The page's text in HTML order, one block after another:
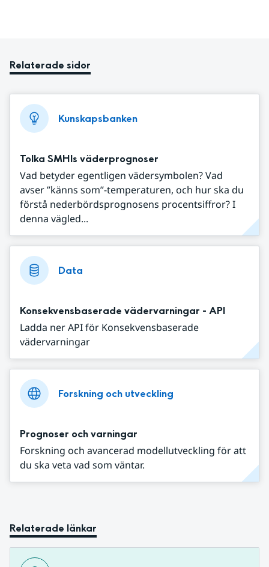
Relaterade sidor
Kunskapsbanken
Tolka SMHIs väderprognoser
Vad betyder egentligen vädersymbolen? Vad
avser ”känns som”-temperaturen, och hur ska du
förstå nederbördsprognosens procentsiffror? I
denna vägled...
Data
Konsekvensbaserade vädervarningar - API
Ladda ner API för Konsekvensbaserade
vädervarningar
Forskning och utveckling
Prognoser och varningar
Forskning och avancerad modellutveckling för att
du ska veta vad som väntar.
Relaterade länkar